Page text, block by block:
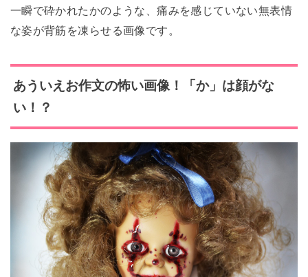
一瞬で砕かれたかのような、痛みを感じていない無表情
な姿が背筋を凍らせる画像です。
あういえお作文の怖い画像！「か」は顔がな
い！？